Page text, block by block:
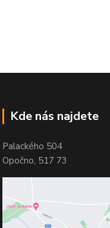
Kde nás najdete
Palackého 504
Opočno, 517 73